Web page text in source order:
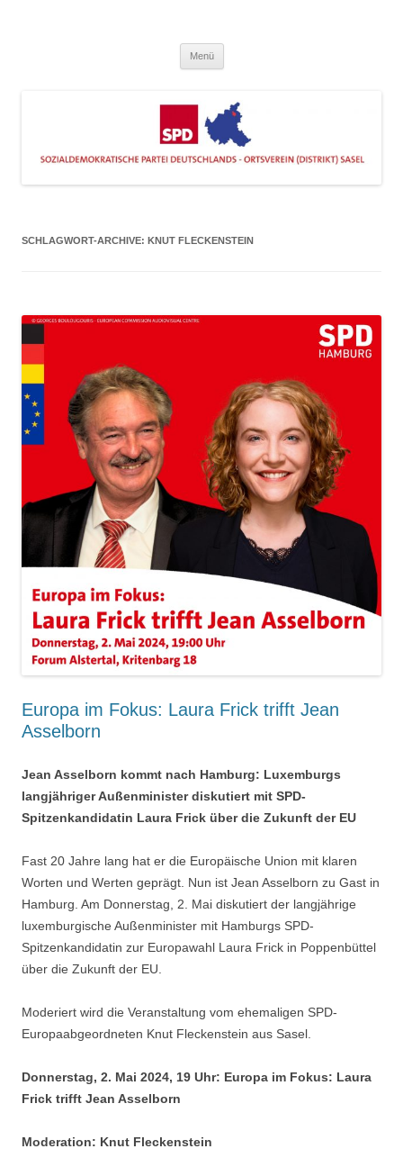
Menü
SCHLAGWORT-ARCHIVE: KNUT FLECKENSTEIN
Europa im Fokus: Laura Frick trifft Jean
Asselborn
Jean Asselborn kommt nach Hamburg: Luxemburgs
langjähriger Außenminister diskutiert mit SPD-
Spitzenkandidatin Laura Frick über die Zukunft der EU
Fast 20 Jahre lang hat er die Europäische Union mit klaren
Worten und Werten geprägt. Nun ist Jean Asselborn zu Gast in
Hamburg. Am Donnerstag, 2. Mai diskutiert der langjährige
luxemburgische Außenminister mit Hamburgs SPD-
Spitzenkandidatin zur Europawahl Laura Frick in Poppenbüttel
über die Zukunft der EU.
Moderiert wird die Veranstaltung vom ehemaligen SPD-
Europaabgeordneten Knut Fleckenstein aus Sasel.
Donnerstag, 2. Mai 2024, 19 Uhr: Europa im Fokus: Laura
Frick trifft Jean Asselborn
Moderation: Knut Fleckenstein